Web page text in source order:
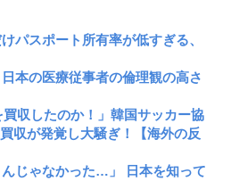
パスポート所有率が低すぎる、
本の医療従事者の倫理観の高さ
収したのか！」韓国サッカー協
収が発覚し大騒ぎ！【海外の反
じゃなかった…」 日本を知って